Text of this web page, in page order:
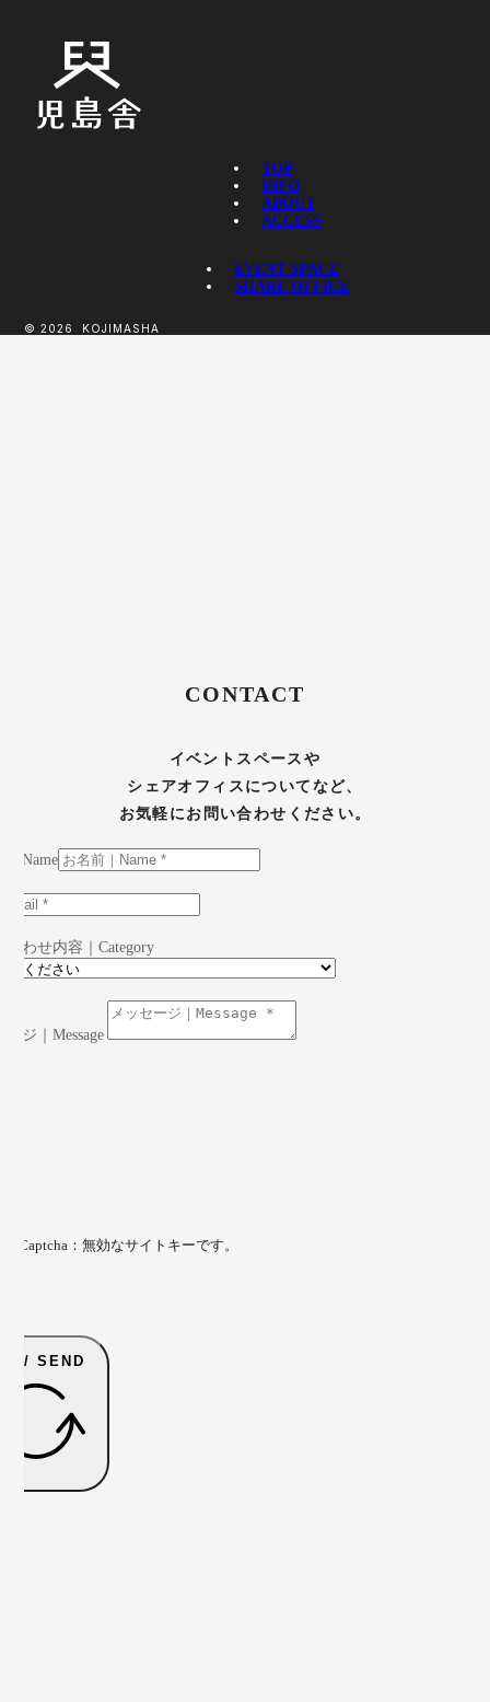
TOP
INFO
ABOUT
ACCESS
EVENT SPACE
SHARE OFFICE
© 2026 KOJIMASHA
CONTACT
イベントスペースや
シェアオフィスについてなど、
お気軽にお問い合わせください。
｜Name
合わせ内容｜Category
ージ｜Message
reCaptcha：無効なサイトキーです。
/ SEND